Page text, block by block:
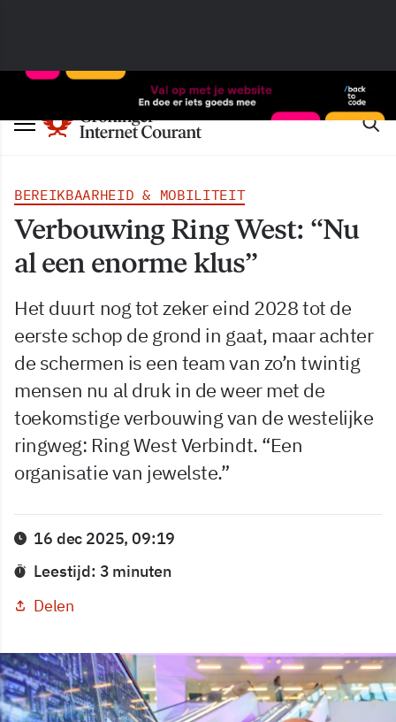
BEREIKBAARHEID & MOBILITEIT
Verbouwing Ring West: “Nu
al een enorme klus”
Het duurt nog tot zeker eind 2028 tot de
eerste schop de grond in gaat, maar achter
de schermen is een team van zo’n twintig
mensen nu al druk in de weer met de
toekomstige verbouwing van de westelijke
ringweg: Ring West Verbindt. “Een
organisatie van jewelste.”
16 dec 2025, 09:19
Leestijd: 3 minuten
Delen